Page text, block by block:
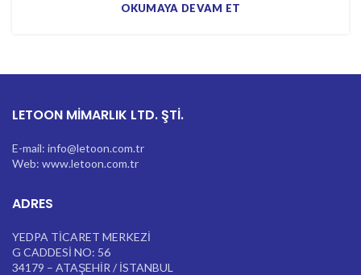
OKUMAYA DEVAM ET
LETOON MİMARLIK LTD. ŞTİ.
E-mail: info@letoon.com.tr
Web: www.letoon.com.tr
ADRES
YEDPA TİCARET MERKEZİ
G CADDESİ NO: 56
34179 – ATAŞEHİR / İSTANBUL